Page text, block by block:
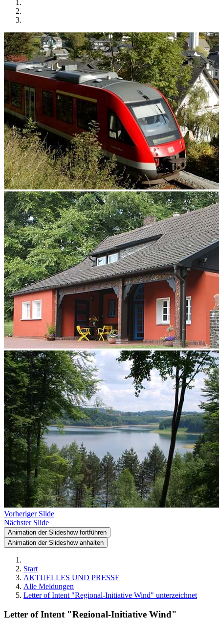
Vorheriger Slide
Nächster Slide
Animation der Slideshow fortführen
Animation der Slideshow anhalten
Start
AKTUELLES UND PRESSE
Alle Meldungen
Letter of Intent "Regional-Initiative Wind" unterzeichnet
Letter of Intent "Regional-Initiative Wind"